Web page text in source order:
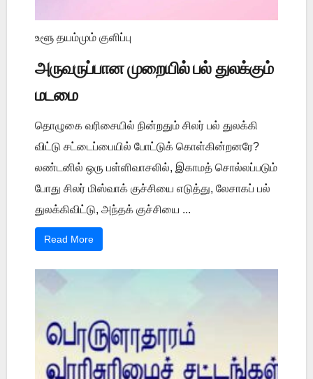
உளூ தயம்மும் குளிப்பு
அருவருப்பான முறையில் பல் துலக்கும்
மடமை
தொழுகை வரிசையில் நின்றதும் சிலர் பல் துலக்கி
விட்டு சட்டைப்பையில் போட்டுக் கொள்கின்றனரே?
லண்டனில் ஒரு பள்ளிவாசலில், இகாமத் சொல்லப்படும்
போது சிலர் மிஸ்வாக் குச்சியை எடுத்து, லேசாகப் பல்
துலக்கிவிட்டு, அந்தக் குச்சியை ...
Read More